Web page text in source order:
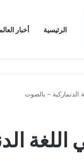
الرئيسية أخبار
– بالصوت